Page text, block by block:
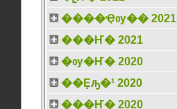
����Ҿѹ�� 2021
���Ҥ� 2021
�ѹ�Ҥ� 2020
��Ȩԡ�¹ 2020
���Ҥ� 2020